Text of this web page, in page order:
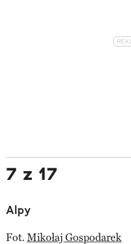
7 z 17
Alpy
Fot. Mikołaj Gospodarek